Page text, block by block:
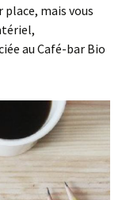
place, mais vous
au Café-bar Bio